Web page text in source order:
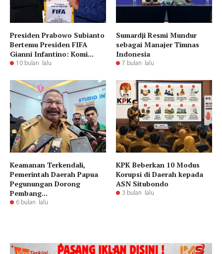
Presiden Prabowo Subianto
Bertemu Presiden FIFA
Gianni Infantino: Komi...
10 bulan lalu
Sumardji Resmi Mundur
sebagai Manajer Timnas
Indonesia
7 bulan lalu
Keamanan Terkendali,
Pemerintah Daerah Papua
Pegunungan Dorong
Pembang...
6 bulan lalu
KPK Beberkan 10 Modus
Korupsi di Daerah kepada
ASN Situbondo
3 bulan lalu